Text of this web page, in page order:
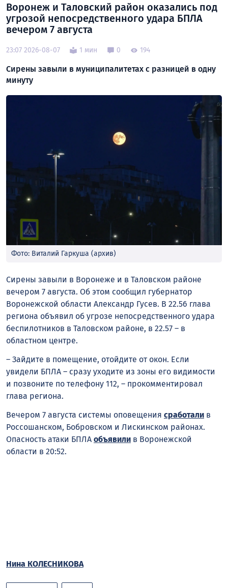
Воронеж и Таловский район оказались под
угрозой непосредственного удара БПЛА
вечером 7 августа
23:07 2026-08-07 1 мин 0 194
Сирены завыли в муниципалитетах с разницей в одну
минуту
Фото: Виталий Гаркуша (архив)
Сирены завыли в Воронеже и в Таловском районе
вечером 7 августа. Об этом сообщил губернатор
Воронежской области Александр Гусев. В 22.56 глава
региона объявил об угрозе непосредственного удара
беспилотников в Таловском районе, в 22.57 – в
областном центре.
– Зайдите в помещение, отойдите от окон. Если
увидели БПЛА – сразу уходите из зоны его видимости
и позвоните по телефону 112, – прокомментировал
глава региона.
Вечером 7 августа системы оповещения сработали в
Россошанском, Бобровском и Лискинском районах.
Опасность атаки БПЛА объявили в Воронежской
области в 20:52.
Нина КОЛЕСНИКОВА